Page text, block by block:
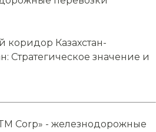
Казахстан-
Стратегическое значение и
Corp» - железнодорожные